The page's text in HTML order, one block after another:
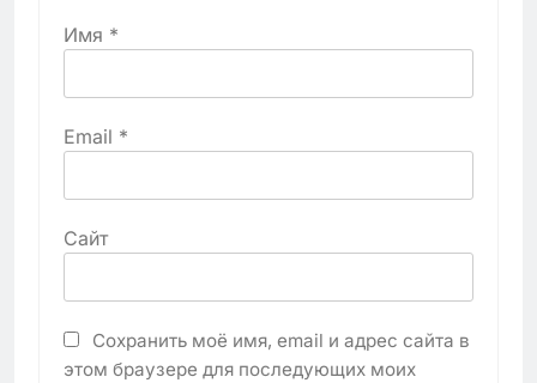
Имя *
Email *
Сайт
Сохранить моё имя, email и адрес сайта в
этом браузере для последующих моих